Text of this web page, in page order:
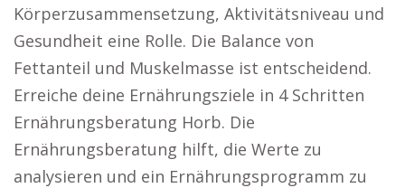
Körperzusammensetzung, Aktivitätsniveau und
Gesundheit eine Rolle. Die Balance von
Fettanteil und Muskelmasse ist entscheidend.
Erreiche deine Ernährungsziele in 4 Schritten
Ernährungsberatung Horb. Die
Ernährungsberatung hilft, die Werte zu
analysieren und ein Ernährungsprogramm zu